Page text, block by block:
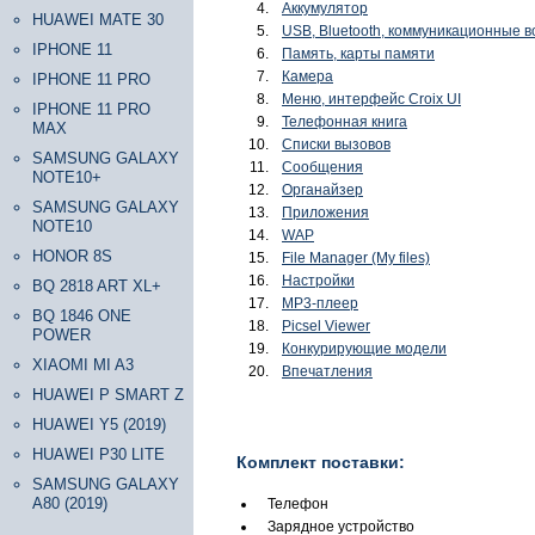
HUAWEI MATE 30
IPHONE 11
IPHONE 11 PRO
IPHONE 11 PRO
MAX
SAMSUNG GALAXY
NOTE10+
SAMSUNG GALAXY
NOTE10
HONOR 8S
BQ 2818 ART XL+
BQ 1846 ONE
POWER
XIAOMI MI A3
HUAWEI P SMART Z
HUAWEI Y5 (2019)
HUAWEI P30 LITE
SAMSUNG GALAXY
A80 (2019)
Аккумулятор
USB, Bluetooth, коммуникационные
Память, карты памяти
Камера
Меню, интерфейс Croix UI
Телефонная книга
Списки вызовов
Сообщения
Органайзер
Приложения
WAP
File Manager (My files)
Настройки
МР3-плеер
Picsel Viewer
Конкурирующие модели
Впечатления
Комплект поставки:
Телефон
Зарядное устройство